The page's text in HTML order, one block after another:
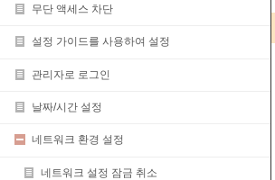
무단 액세스 차단
설정 가이드를 사용하여 설정
관리자로 로그인
날짜/시간 설정
네트워크 환경 설정
네트워크 설정 잠금 취소